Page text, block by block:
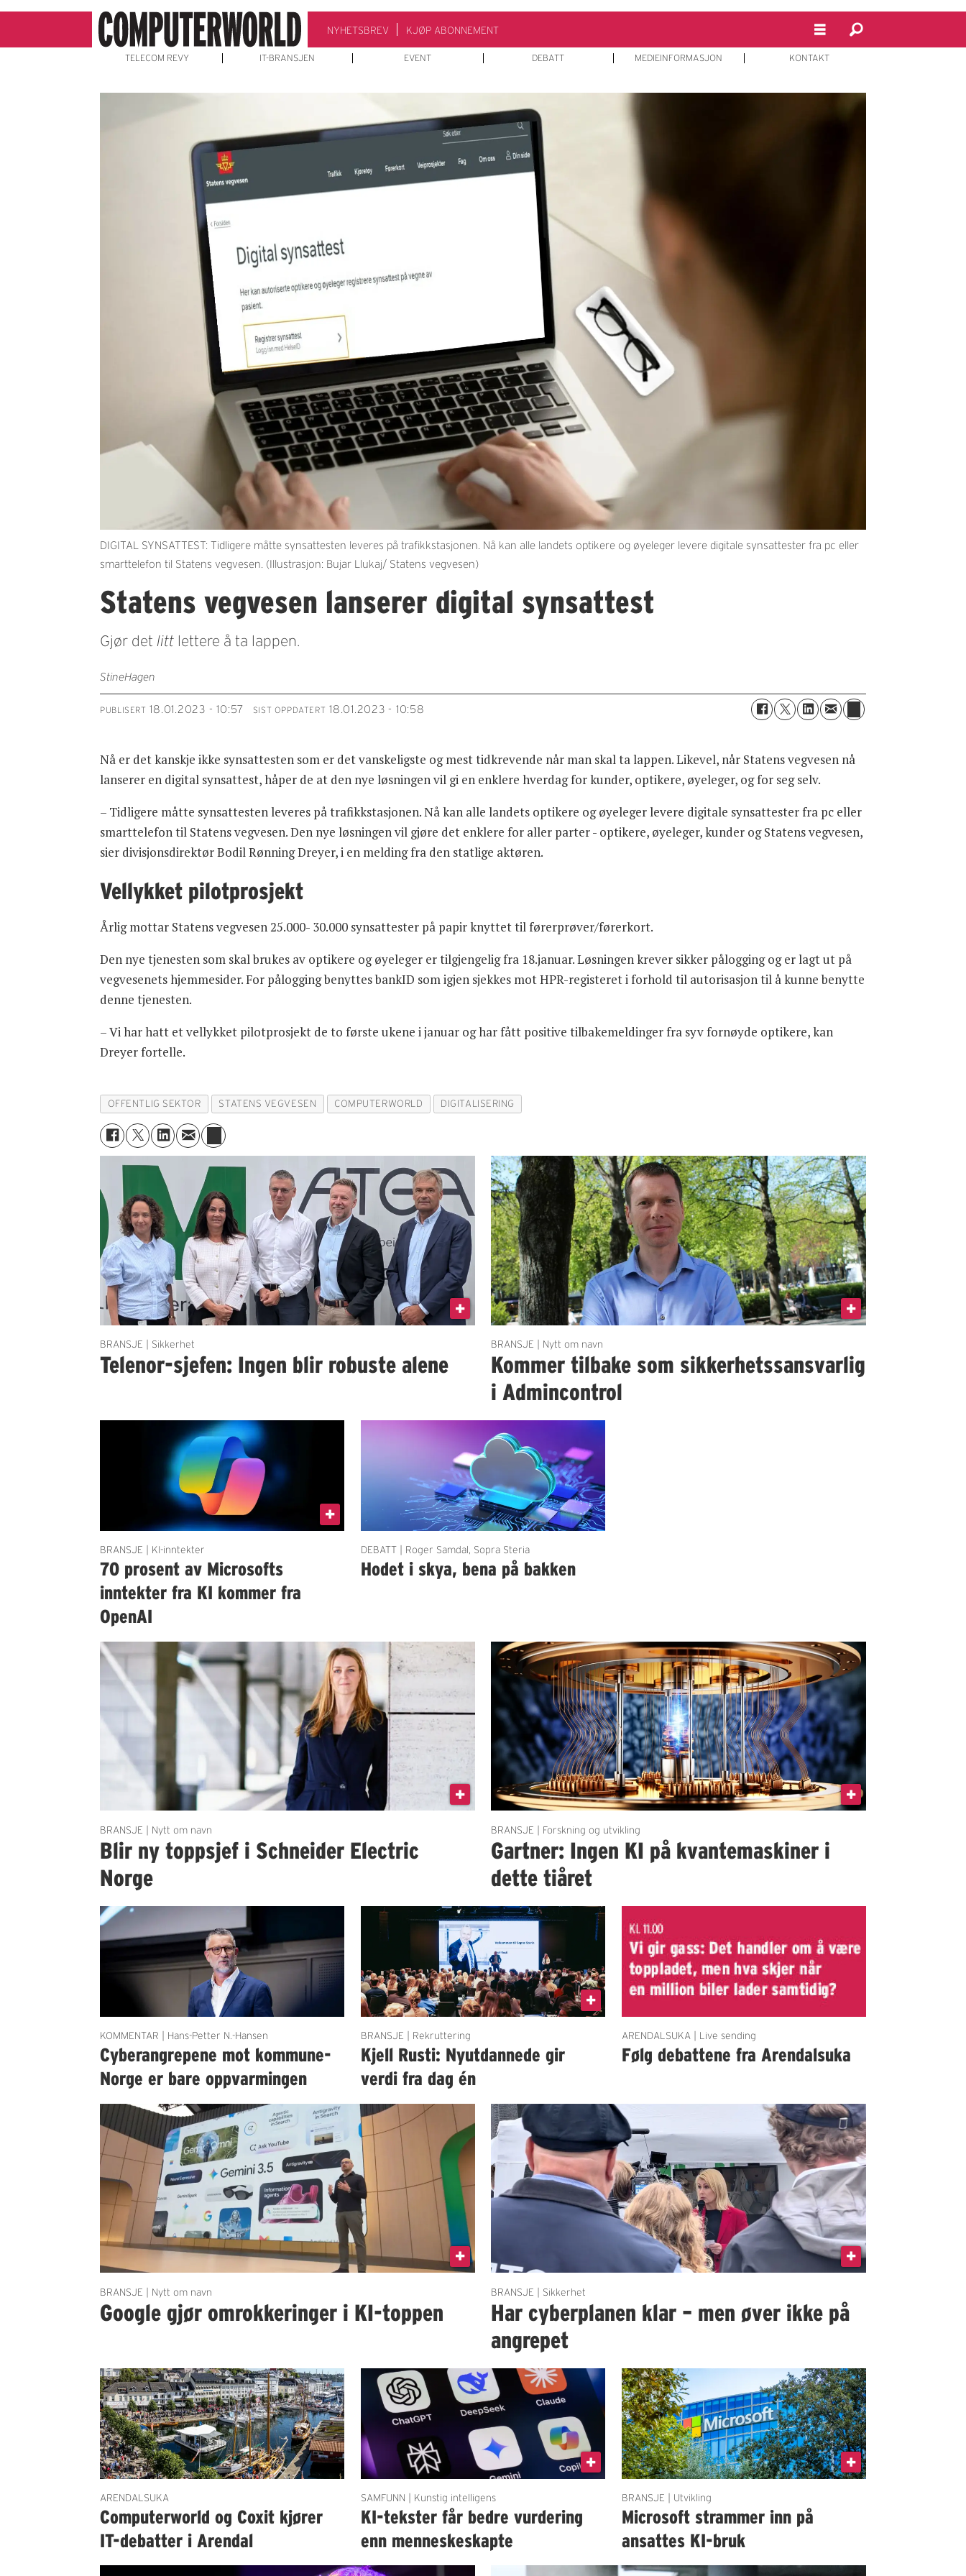
NYHETSBREV KJØP ABONNEMENT
TELECOM REVY IT-BRANSJEN EVENT DEBATT MEDIEINFORMASJON KONTAKT
DIGITAL SYNSATTEST: Tidligere måtte synsattesten leveres på trafikkstasjonen. Nå kan alle landets optikere og øyeleger levere digitale synsattester fra pc eller
smarttelefon til Statens vegvesen. (Illustrasjon: Bujar Llukaj/ Statens vegvesen)
Statens vegvesen lanserer digital synsattest
Gjør det litt lettere å ta lappen.
StineHagen
PUBLISERT 18.01.2023 - 10:57 SIST OPPDATERT 18.01.2023 - 10:58
Nå er det kanskje ikke synsattesten som er det vanskeligste og mest tidkrevende når man skal ta lappen. Likevel, når Statens vegvesen nå
lanserer en digital synsattest, håper de at den nye løsningen vil gi en enklere hverdag for kunder, optikere, øyeleger, og for seg selv.
– Tidligere måtte synsattesten leveres på trafikkstasjonen. Nå kan alle landets optikere og øyeleger levere digitale synsattester fra pc eller
smarttelefon til Statens vegvesen. Den nye løsningen vil gjøre det enklere for aller parter - optikere, øyeleger, kunder og Statens vegvesen,
sier divisjonsdirektør Bodil Rønning Dreyer, i en melding fra den statlige aktøren.
Vellykket pilotprosjekt
Årlig mottar Statens vegvesen 25.000- 30.000 synsattester på papir knyttet til førerprøver/førerkort.
Den nye tjenesten som skal brukes av optikere og øyeleger er tilgjengelig fra 18.januar. Løsningen krever sikker pålogging og er lagt ut på
vegvesenets hjemmesider. For pålogging benyttes bankID som igjen sjekkes mot HPR-registeret i forhold til autorisasjon til å kunne benytte
denne tjenesten.
– Vi har hatt et vellykket pilotprosjekt de to første ukene i januar og har fått positive tilbakemeldinger fra syv fornøyde optikere, kan
Dreyer fortelle.
OFFENTLIG SEKTOR STATENS VEGVESEN COMPUTERWORLD DIGITALISERING
BRANSJE | Sikkerhet
Telenor-sjefen: Ingen blir robuste alene
BRANSJE | Nytt om navn
Kommer tilbake som sikkerhetssansvarlig
i Admincontrol
BRANSJE | KI-inntekter
70 prosent av Microsofts
inntekter fra KI kommer fra
OpenAI
DEBATT | Roger Samdal, Sopra Steria
Hodet i skya, bena på bakken
BRANSJE | Nytt om navn
Blir ny toppsjef i Schneider Electric
Norge
BRANSJE | Forskning og utvikling
Gartner: Ingen KI på kvantemaskiner i
dette tiåret
KOMMENTAR | Hans-Petter N.-Hansen
Cyberangrepene mot kommune-
Norge er bare oppvarmingen
BRANSJE | Rekruttering
Kjell Rusti: Nyutdannede gir
verdi fra dag én
ARENDALSUKA | Live sending
Følg debattene fra Arendalsuka
BRANSJE | Nytt om navn
Google gjør omrokkeringer i KI-toppen
BRANSJE | Sikkerhet
Har cyberplanen klar – men øver ikke på
angrepet
ARENDALSUKA
Computerworld og Coxit kjører
IT-debatter i Arendal
SAMFUNN | Kunstig intelligens
KI-tekster får bedre vurdering
enn menneskeskapte
BRANSJE | Utvikling
Microsoft strammer inn på
ansattes KI-bruk